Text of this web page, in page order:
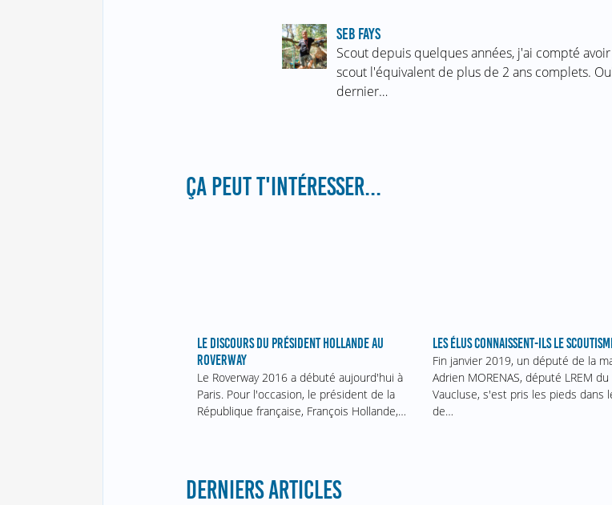
SEB FAYS
Scout depuis quelques années, j'ai compté
scout l'équivalent de plus de 2 ans complets.
dernier…
ÇA PEUT T'INTÉRESSER...
LE DISCOURS DU PRÉSIDENT HOLLANDE AU
ROVERWAY
Le Roverway 2016 a débuté aujourd'hui à
Paris. Pour l'occasion, le président de la
République française, François Hollande,…
LES ÉLUS CONNAISSENT-ILS LE
Fin janvier 2019, un député de la
Adrien MORENAS, député LREM du
Vaucluse, s'est pris les pieds dans
de…
DERNIERS ARTICLES